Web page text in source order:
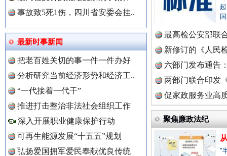
事故致5死1伤，四川省安委会挂..
最新时事新闻
把老百姓关切的事一件一件办好
分析研究当前经济形势和经济工..
“一代接着一代干”
推进打击整治非法社会组织工作
深入开展职业健康保护行动
可再生能源发展“十五五”规划
弘扬爱国拥军爱民奉献优良传统
最高检公安部联
周岁未..
新修订的《人民
布
六部门发布通告
两部门联合印发
定》
促家政服务业高
聚焦廉政法纪
"
中国全民新闻网.
中国公众新闻网.
中国公民新闻网.
红船起航处 潮起向未来 广州首
三年瞒报超千万 隐匿收入偷税被查处..